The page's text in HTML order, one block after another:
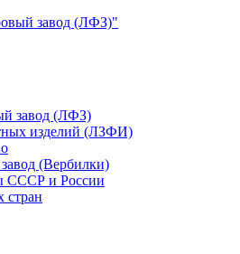
завод (ЛФЗ)"
завод (ЛФЗ)
изделий (ЛЗФИ)
(Вербилки)
СССР и России
стран